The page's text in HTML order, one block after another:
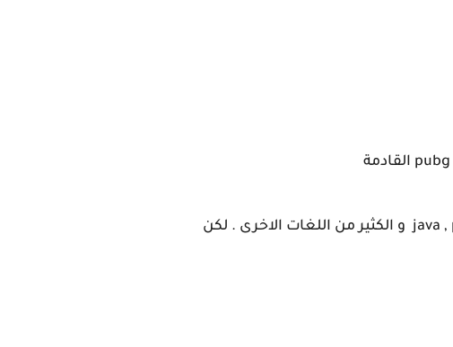
هنالك الكثير من لغات البرمجية لتصميم وتطوير العاب مثل ++java , python , java script , c# , c و الكثير من اللغات الاخرى . لكن